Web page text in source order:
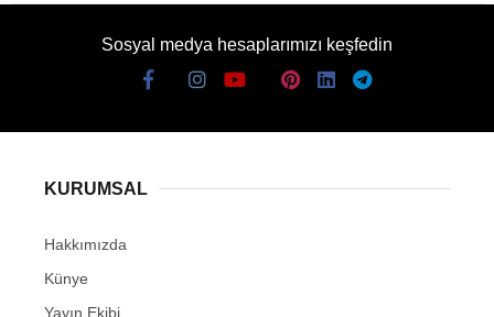
Sosyal medya hesaplarımızı keşfedin
KURUMSAL
Hakkımızda
Künye
Yayın Ekibi